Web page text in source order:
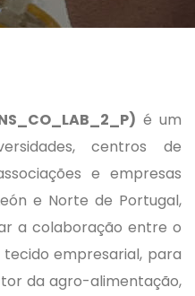
é um
centros de
e empresas
e Norte de Portugal,
a colaboração entre o
empresarial, para
da agro-alimentação,